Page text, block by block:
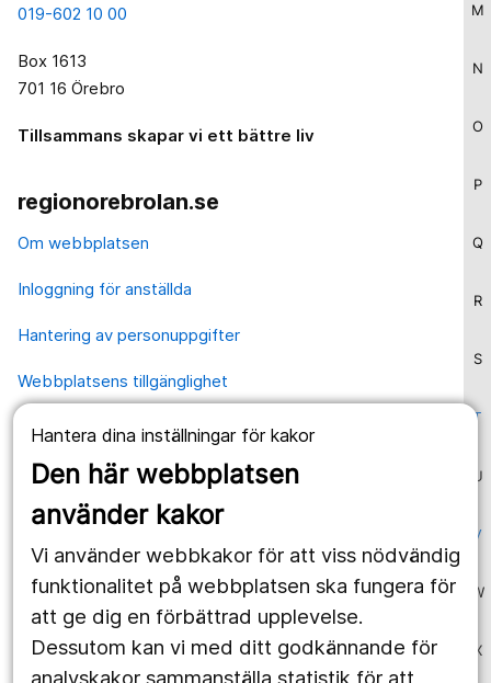
Hantera dina inställningar för kakor
Den här webbplatsen
använder kakor
Vi använder webbkakor för att viss nödvändig
funktionalitet på webbplatsen ska fungera för
att ge dig en förbättrad upplevelse.
Dessutom kan vi med ditt godkännande för
analyskakor sammanställa statistik för att
M
N
O
P
Q
R
S
T
U
V
W
X
019-602 10 00
Box 1613
701 16 Örebro
Tillsammans skapar vi ett bättre liv
regionorebrolan.se
Om webbplatsen
Inloggning för anställda
Hantering av personuppgifter
Webbplatsens tillgänglighet
Våra webbplatser
1177.se
Region Örebro län
Följ oss